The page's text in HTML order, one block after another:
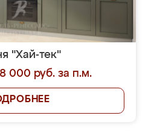
"Хай-тек"
000 руб. за п.м.